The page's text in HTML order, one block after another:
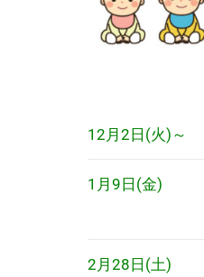
12月2日(火)～
1月9日(金)
2月28日(土)